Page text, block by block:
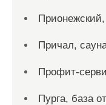
Прионежский,
Причал,
Профит-
Пурга, база